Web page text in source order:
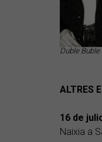
Duble Buble
ALTRES
16 de
Naixia a